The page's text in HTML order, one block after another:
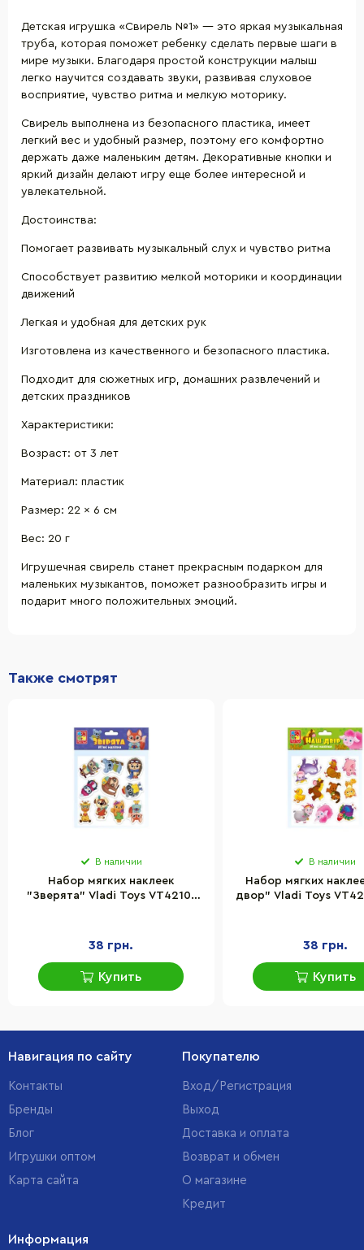
Детская игрушка «Свирель №1» — это яркая музыкальная
труба, которая поможет ребенку сделать первые шаги в
мире музыки. Благодаря простой конструкции малыш
легко научится создавать звуки, развивая слуховое
восприятие, чувство ритма и мелкую моторику.
Свирель выполнена из безопасного пластика, имеет
легкий вес и удобный размер, поэтому его комфортно
держать даже маленьким детям. Декоративные кнопки и
яркий дизайн делают игру еще более интересной и
увлекательной.
Достоинства:
Помогает развивать музыкальный слух и чувство ритма
Способствует развитию мелкой моторики и координации
движений
Легкая и удобная для детских рук
Изготовлена ​​из качественного и безопасного пластика.
Подходит для сюжетных игр, домашних развлечений и
детских праздников
Характеристики:
Возраст: от 3 лет
Материал: пластик
Размер: 22 × 6 см
Вес: 20 г
Игрушечная свирель станет прекрасным подарком для
маленьких музыкантов, поможет разнообразить игры и
подарит много положительных эмоций.
Также смотрят
В наличии
Набор мягких наклеек
"Зверята" Vladi Toys VT4210-
38 грн.
Купить
В наличии
Набор мягких
двор" Vladi Toys
38 грн.
Купить
Навигация по сайту
Контакты
Бренды
Блог
Игрушки оптом
Карта сайта
Покупателю
Вход/Регистрация
Выход
Доставка и оплата
Возврат и обмен
О магазине
Кредит
Информация